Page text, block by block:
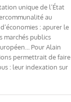
unique de l’État
au
: apurer le
marchés publics
Pour Alain
permettrait de faire
: leur indexation sur